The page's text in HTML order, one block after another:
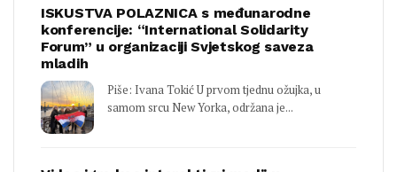
ISKUSTVA POLAZNICA s međunarodne
konferencije: “International Solidarity
Forum” u organizaciji Svjetskog saveza
mladih
Piše: Ivana Tokić U prvom tjednu ožujka, u
samom srcu New Yorka, održana je...